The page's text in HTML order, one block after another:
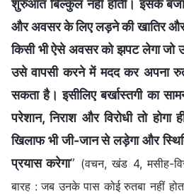
शुरुआत बिल्कुल नहीं होती। इसके
और अवसर के लिए लड़ने की खातिर
किसी भी ऐसे अवसर को झपट लेगा जो
उसे वापसी करने में मदद कर अपना
सकता है। इसीलिए बर्खास्तगी का
परेशान, निराश और विरोधी तो
खिलाफ भी जी-जान से लड़ेगा और
प्रयास करेगा” (वचन, खंड 4, मसीह-
बारह : जब उनके पास कोई रुतबा नहीं